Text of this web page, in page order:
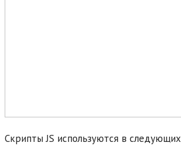
Скрипты JS используются в следующих